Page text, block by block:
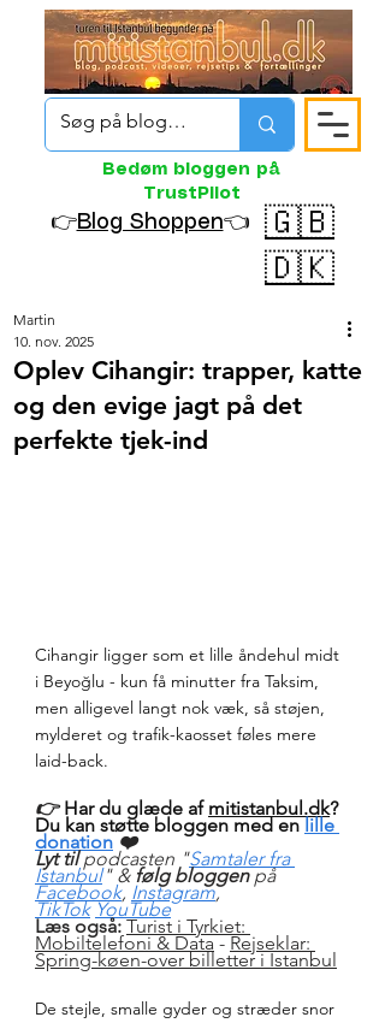
Bedøm bloggen på
TrustPilot
👉Blog Shoppen👈
🇬🇧
🇩🇰
Oplev Cihangir: trapper, katte
og den evige jagt på det
perfekte tjek-ind
Martin
10. nov. 2025
Cihangir ligger som et lille åndehul midt
i Beyoğlu - kun få minutter fra Taksim,
men alligevel langt nok væk, så støjen,
mylderet og trafik-kaosset føles mere
laid-back.
👉 Har du glæde af mitistanbul.dk?
Du kan støtte bloggen med en lille
donation ❤️
Lyt til podcasten "Samtaler fra
Istanbul" & følg bloggen på
Facebook, Instagram,
TikTok YouTube
Læs også: Turist i Tyrkiet:
Mobiltelefoni & Data - Rejseklar:
Spring-køen-over billetter i Istanbul
De stejle, smalle gyder og stræder snor